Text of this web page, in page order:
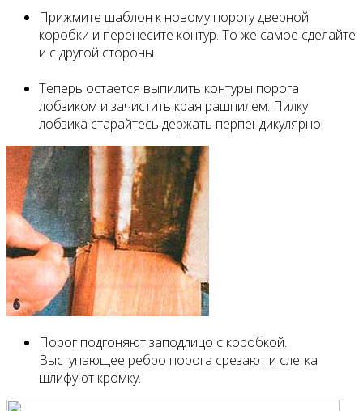
Прижмите шаблон к новому порогу дверной
коробки и перенесите контур. То же самое сделайте
и с другой стороны.
Теперь остается выпилить контуры порога
лобзиком и зачистить края рашпилем. Пилку
лобзика старайтесь держать перпендикулярно.
Порог подгоняют заподлицо с коробкой.
Выступающее ребро порога срезают и слегка
шлифуют кромку.